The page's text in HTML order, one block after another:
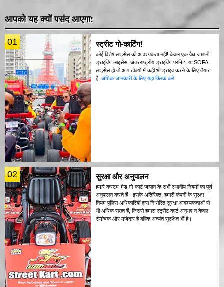
आपको यह क्यों पसंद आएगा:
01 स्ट्रीट गो-कार्टिंग!
कोई विशेष लाइसेंस की आवश्यकता नहीं! केवल एक वैध जापानी
ड्राइविंग लाइसेंस, अंतरराष्ट्रीय ड्राइविंग परमिट, या SOFA
लाइसेंस हो तो आप टोक्यो में कहीं भी ड्राइव करने के लिए तैयार
हैं! अधिक जानकारी के लिए यहां क्लिक करें
02 सुरक्षा और अनुपालन
हमारे कस्टम-मेड गो-कार्ट जापान के सभी स्थानीय नियमों का पूर्ण
अनुपालन करते हैं। इसके अतिरिक्त, हमारी कंपनी के सुरक्षा
नियम पुलिस अधिकारियों द्वारा निर्धारित सुरक्षा आवश्यकताओं से
भी अधिक सख्त हैं, जिससे हमारा स्ट्रीट कार्ट अनुभव न केवल
रोमांचक और मज़ेदार है बल्कि अत्यंत सुरक्षित भी है।